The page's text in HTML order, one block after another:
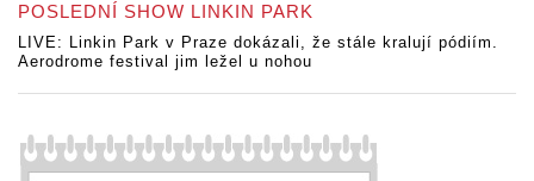
POSLEDNÍ SHOW LINKIN PARK
LIVE: Linkin Park v Praze dokázali, že stále kralují pódiím.
Aerodrome festival jim ležel u nohou